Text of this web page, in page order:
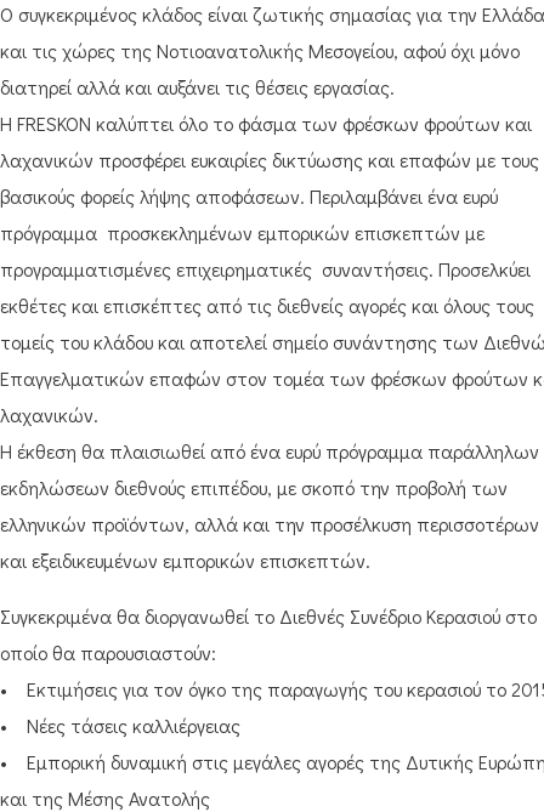
Ο συγκεκριμένος κλάδος είναι ζωτικής σημασίας για την Ελλάδα
και τις χώρες της Νοτιοανατολικής Μεσογείου, αφού όχι μόνο
διατηρεί αλλά και αυξάνει τις θέσεις εργασίας.
Η FRESKON καλύπτει όλο το φάσμα των φρέσκων φρούτων και
λαχανικών προσφέρει ευκαιρίες δικτύωσης και επαφών με τους
βασικούς φορείς λήψης αποφάσεων. Περιλαμβάνει ένα ευρύ
πρόγραμμα προσκεκλημένων εμπορικών επισκεπτών με
προγραμματισμένες επιχειρηματικές συναντήσεις. Προσελκύει
εκθέτες και επισκέπτες από τις διεθνείς αγορές και όλους τους
τομείς του κλάδου και αποτελεί σημείο συνάντησης των
Επαγγελματικών επαφών στον τομέα των φρέσκων φρούτων
λαχανικών.
H έκθεση θα πλαισιωθεί από ένα ευρύ πρόγραμμα παράλληλων
εκδηλώσεων διεθνούς επιπέδου, με σκοπό την προβολή των
ελληνικών προϊόντων, αλλά και την προσέλκυση περισσοτέρων
και εξειδικευμένων εμπορικών επισκεπτών.
Συγκεκριμένα θα διοργανωθεί το Διεθνές Συνέδριο Κερασιού στο
οποίο θα παρουσιαστούν:
• Εκτιμήσεις για τον όγκο της παραγωγής του κερασιού το
• Νέες τάσεις καλλιέργειας
• Εμπορική δυναμική στις μεγάλες αγορές της Δυτικής
και της Μέσης Ανατολής